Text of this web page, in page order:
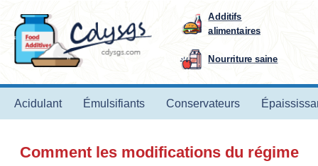
Additifs
alimentaires
Nourriture saine
Acidulant Émulsifiants Conservateurs
Comment les modifications du régime